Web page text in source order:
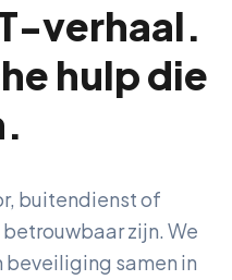
verhaal.
hulp die
buitendienst of
zijn. We
beveiliging samen in